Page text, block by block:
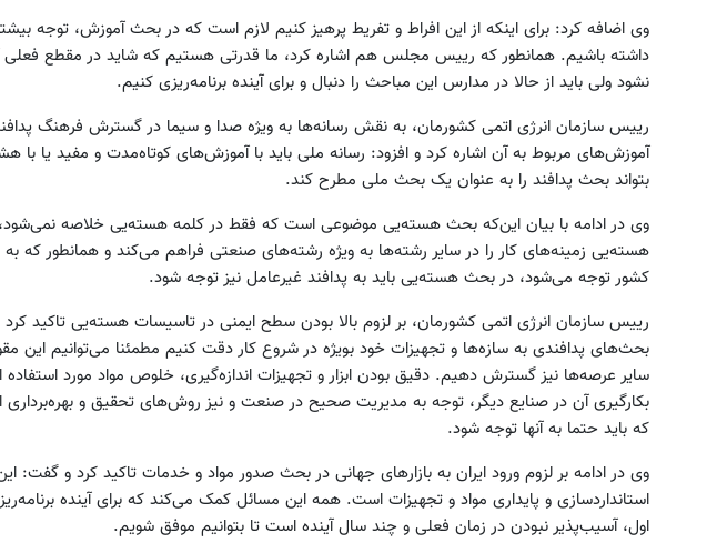
وی اضافه کرد: برای اینکه از این افراط و تفریط پرهیز کنیم لازم است که در بحث آموزش، توجه
داشته باشیم. همانطور که رییس مجلس هم اشاره کرد، ما قدرتی هستیم که شاید در مقطع فعلی
نشود ولی باید از حالا در مدارس این مباحث را دنبال و برای آینده برنامه‌ریزی کنیم.
رییس سازمان انرژی اتمی کشورمان، به نقش رسانه‌ها به ویژه صدا و سیما در گسترش فرهنگ
آموزش‌های مربوط به آن اشاره کرد و افزود: رسانه ملی باید با آموزش‌های کوتاه‌مدت و مفید یا با
بتواند بحث پدافند را به عنوان یک بحث ملی مطرح کند.
وی در ادامه با بیان این‌که بحث هسته‌یی موضوعی است که فقط در کلمه هسته‌یی خلاصه
هسته‌یی زمینه‌های کار را در سایر رشته‌ها به ویژه رشته‌های صنعتی فراهم می‌کند و همانطور که
کشور توجه می‌شود، در بحث هسته‌یی باید به پدافند غیرعامل نیز توجه شود.
رییس سازمان انرژی اتمی کشورمان، بر لزوم بالا بودن سطح ایمنی در تاسیسات هسته‌یی تاکید
بحث‌های پدافندی به سازه‌ها و تجهیزات خود بویژه در شروع کار دقت کنیم مطمئنا می‌توانیم این
سایر عرصه‌ها نیز گسترش دهیم. دقیق بودن ابزار و تجهیزات اندازه‌گیری، خلوص مواد مورد
بکارگیری آن در صنایع دیگر، توجه به مدیریت صحیح در صنعت و نیز روش‌های تحقیق و بهره‌برداری
که باید حتما به آنها توجه شود.
وی در ادامه بر لزوم ورود ایران به بازارهای جهانی در بحث صدور مواد و خدمات تاکید کرد و گفت:
استانداردسازی و پایداری مواد و تجهیزات است. همه این مسائل کمک می‌کند که برای آینده
اول، آسیب‌پذیر نبودن در زمان فعلی و چند سال آینده است تا بتوانیم موفق شویم.